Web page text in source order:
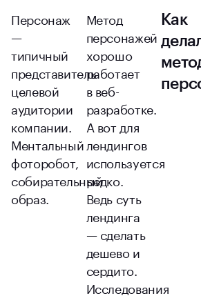
Персонаж
—
типичный
представитель
целевой
аудитории
компании.
Ментальный
фоторобот,
собирательный
образ.
Метод
персонажей
хорошо
работает
в веб-
разработке.
А вот для
лендингов
используется
редко.
Ведь суть
лендинга
— сделать
дешево и
сердито.
Исследования
Как